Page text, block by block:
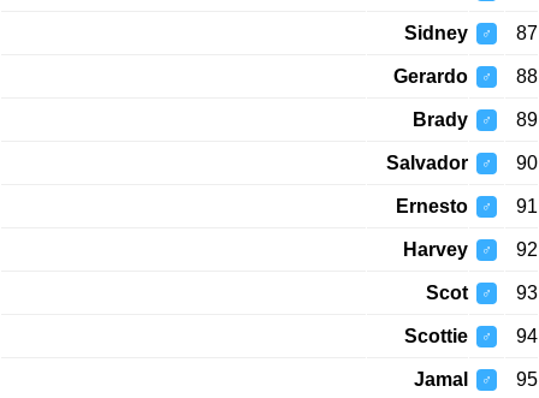
87
♂
Sidney
88
♂
Gerardo
89
♂
Brady
90
♂
Salvador
91
♂
Ernesto
92
♂
Harvey
93
♂
Scot
94
♂
Scottie
95
♂
Jamal